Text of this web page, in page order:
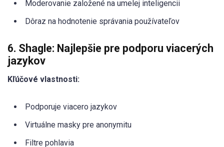
Moderovanie založené na umelej inteligencii
Dôraz na hodnotenie správania používateľov
6. Shagle: Najlepšie pre podporu viacerých
jazykov
Kľúčové vlastnosti:
Podporuje viacero jazykov
Virtuálne masky pre anonymitu
Filtre pohlavia